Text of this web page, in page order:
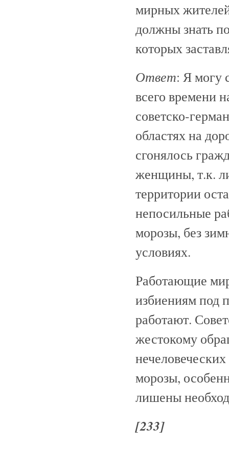
мирных
должны знать
которых
Ответ: Я могу
всего времени
советско-
областях на
сгонялось
женщины, т.к.
территории
непосильные
морозы, без
условиях.
Работающие
избиениям под
работают.
жестокому
морозы,
лишены
[233]